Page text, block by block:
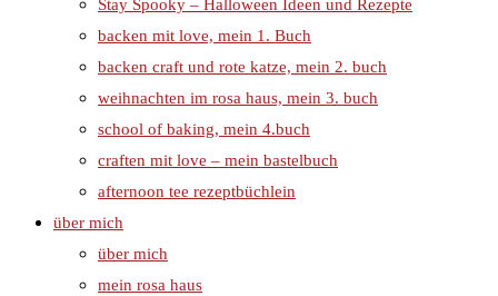
Stay Spooky – Halloween Ideen und Rezepte
backen mit love, mein 1. Buch
backen craft und rote katze, mein 2. buch
weihnachten im rosa haus, mein 3. buch
school of baking, mein 4.buch
craften mit love – mein bastelbuch
afternoon tee rezeptbüchlein
über mich
über mich
mein rosa haus